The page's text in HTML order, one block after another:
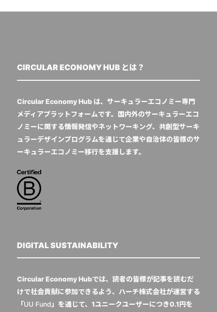
CIRCULAR ECONOMY HUB とは？
Circular Economy Hub は、サーキュラーエコノミー専門
メディアプラットフォームです。国内外のサーキュラーエコ
ノミーに関する情報発信やネットワーキング、共創型サーキ
ュラーデザインプログラムを通じて企業や自治体の皆様のサ
ーキュラーエコノミー移行を支援します。
DIGITAL SUSTAINABILITY
Circular Economy Hubでは、読者の皆様が記事を読むだ
けで社会貢献に参加できるよう、ハーチ株式会社が運営する
「UU Fund 」を通じて、1ユニークユーザーにつき0.1円を